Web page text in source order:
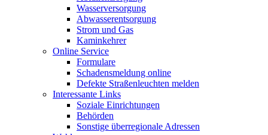
Wasserversorgung
Abwasserentsorgung
Strom und Gas
Kaminkehrer
Online Service
Formulare
Schadensmeldung online
Defekte Straßenleuchten melden
Interessante Links
Soziale Einrichtungen
Behörden
Sonstige überregionale Adressen